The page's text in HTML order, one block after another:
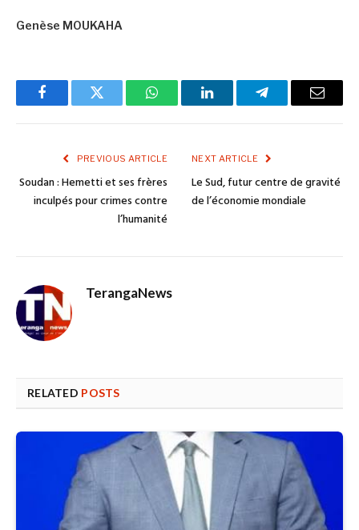
Genèse MOUKAHA
FacebookTwitter WhatsAppLinkedInTelegramEmail
PREVIOUS ARTICLE
Soudan : Hemetti et ses frères
inculpés pour crimes contre
l’humanité
NEXT ARTICLE
Le Sud, futur centre de gravité
de l’économie mondiale
TerangaNews
RELATED POSTS